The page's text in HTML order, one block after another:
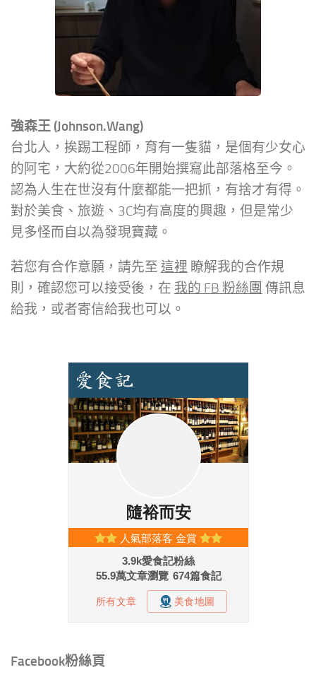
強森王 (Johnson.Wang)
台北人，挨踢工程師，育有一隻貓，是個有少女心
的阿宅，大約從2006年開始撰寫此部落格至今。
認為人生在世沒有什麼都能一把抓，有捨才有得。
對於美食、旅遊、3C均有高度的興趣，但是常少
見多怪而自以為發現寶藏。
若您有合作意願，請先至 這裡 瞭解我的合作規
則，確認您可以接受後，在 我的 FB 粉絲團 傳訊息
給我，或者寄信給我也可以。
Facebook粉絲頁